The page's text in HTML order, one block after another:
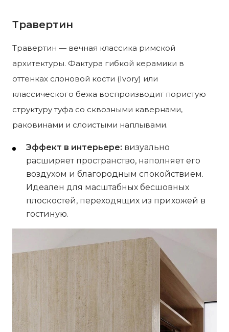
Травертин
Травертин — вечная классика римской
архитектуры. Фактура гибкой керамики в
оттенках слоновой кости (Ivory) или
классического бежа воспроизводит пористую
структуру туфа со сквозными кавернами,
раковинами и слоистыми наплывами.
Эффект в интерьере: визуально
расширяет пространство, наполняет его
воздухом и благородным спокойствием.
Идеален для масштабных бесшовных
плоскостей, переходящих из прихожей в
гостиную.